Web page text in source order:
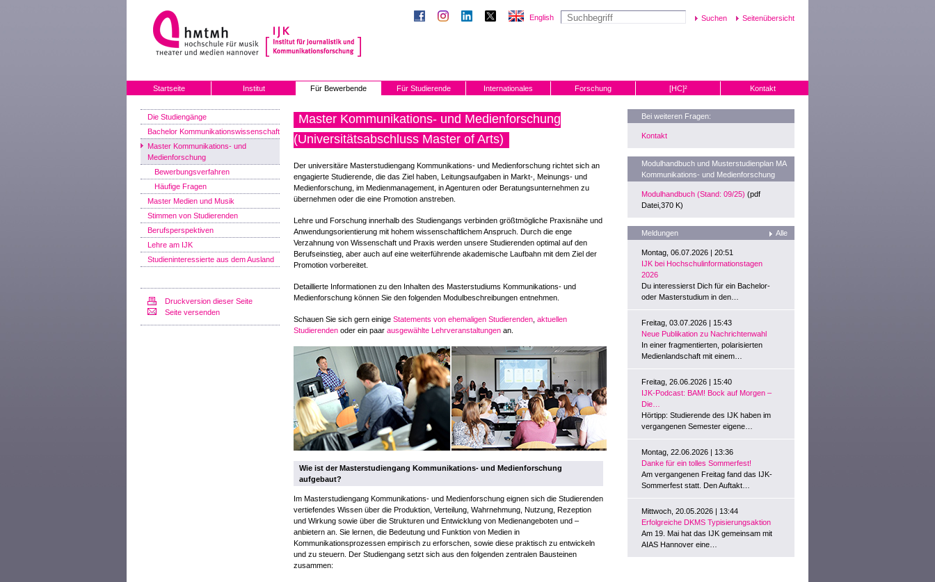
English Seitenübersicht
Startseite Institut Für Bewerbende Für Studierende Internationales Forschung [HC]² Kontakt
Die Studiengänge
Bachelor Kommunikationswissenschaft
Master Kommunikations- und
Medienforschung
Bewerbungsverfahren
Häufige Fragen
Master Medien und Musik
Stimmen von Studierenden
Berufsperspektiven
Lehre am IJK
Studieninteressierte aus dem Ausland
Druckversion dieser Seite
Seite versenden
Master Kommunikations- und Medienforschung
(Universitätsabschluss Master of Arts)
Der universitäre Masterstudiengang Kommunikations- und Medienforschung richtet sich an
engagierte Studierende, die das Ziel haben, Leitungsaufgaben in Markt-, Meinungs- und
Medienforschung, im Medienmanagement, in Agenturen oder Beratungsunternehmen zu
übernehmen oder die eine Promotion anstreben.
Lehre und Forschung innerhalb des Studiengangs verbinden größtmögliche Praxisnähe und
Anwendungsorientierung mit hohem wissenschaftlichem Anspruch. Durch die enge
Verzahnung von Wissenschaft und Praxis werden unsere Studierenden optimal auf den
Berufseinstieg, aber auch auf eine weiterführende akademische Laufbahn mit dem Ziel der
Promotion vorbereitet.
Detaillierte Informationen zu den Inhalten des Masterstudiums Kommunikations- und
Medienforschung können Sie den folgenden Modulbeschreibungen entnehmen.
Schauen Sie sich gern einige Statements von ehemaligen Studierenden aktuellen
Studierenden oder ein paar ausgewählte Lehrveranstaltungen an.
Wie ist der Masterstudiengang Kommunikations- und Medienforschung
aufgebaut?
Im Masterstudiengang Kommunikations- und Medienforschung eignen sich die Studierenden
vertiefendes Wissen über die Produktion, Verteilung, Wahrnehmung, Nutzung, Rezeption
und Wirkung sowie über die Strukturen und Entwicklung von Medienangeboten und –
anbietern an. Sie lernen, die Bedeutung und Funktion von Medien in
Kommunikationsprozessen empirisch zu erforschen, sowie diese praktisch zu entwickeln
und zu steuern. Der Studiengang setzt sich aus den folgenden zentralen Bausteinen
zusammen:
Bei weiteren Fragen:
Kontakt
Modulhandbuch und Musterstudienplan MA
Kommunikations- und Medienforschung
Modulhandbuch (Stand: 09/25) (pdf
Datei,370 K)
Meldungen Alle
Montag, 06.07.2026 | 20:51
IJK bei Hochschulinformationstagen
2026
Du interessierst Dich für ein Bachelor-
oder Masterstudium in den…
Freitag, 03.07.2026 | 15:43
Neue Publikation zu Nachrichtenwahl
In einer fragmentierten, polarisierten
Medienlandschaft mit einem…
Freitag, 26.06.2026 | 15:40
IJK-Podcast: BAM! Bock auf Morgen –
Die…
Hörtipp: Studierende des IJK haben im
vergangenen Semester eigene…
Montag, 22.06.2026 | 13:36
Danke für ein tolles Sommerfest!
Am vergangenen Freitag fand das IJK-
Sommerfest statt. Den Auftakt…
Mittwoch, 20.05.2026 | 13:44
Erfolgreiche DKMS Typisierungsaktion
Am 19. Mai hat das IJK gemeinsam mit
AIAS Hannover eine…